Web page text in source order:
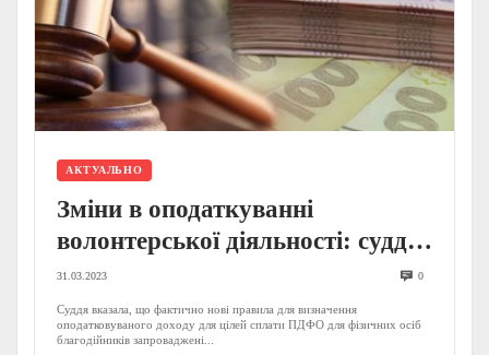
АКТУАЛЬНО
Зміни в оподаткуванні
волонтерської діяльності: суддя
Верховного суду надала
роз’яснення
31.03.2023 0
Суддя вказала, що фактично нові правила для визначення
оподатковуваного доходу для цілей сплати ПДФО для фізичних осіб
благодійників запроваджені...